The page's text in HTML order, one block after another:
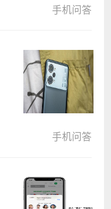
手机问答
手机问答